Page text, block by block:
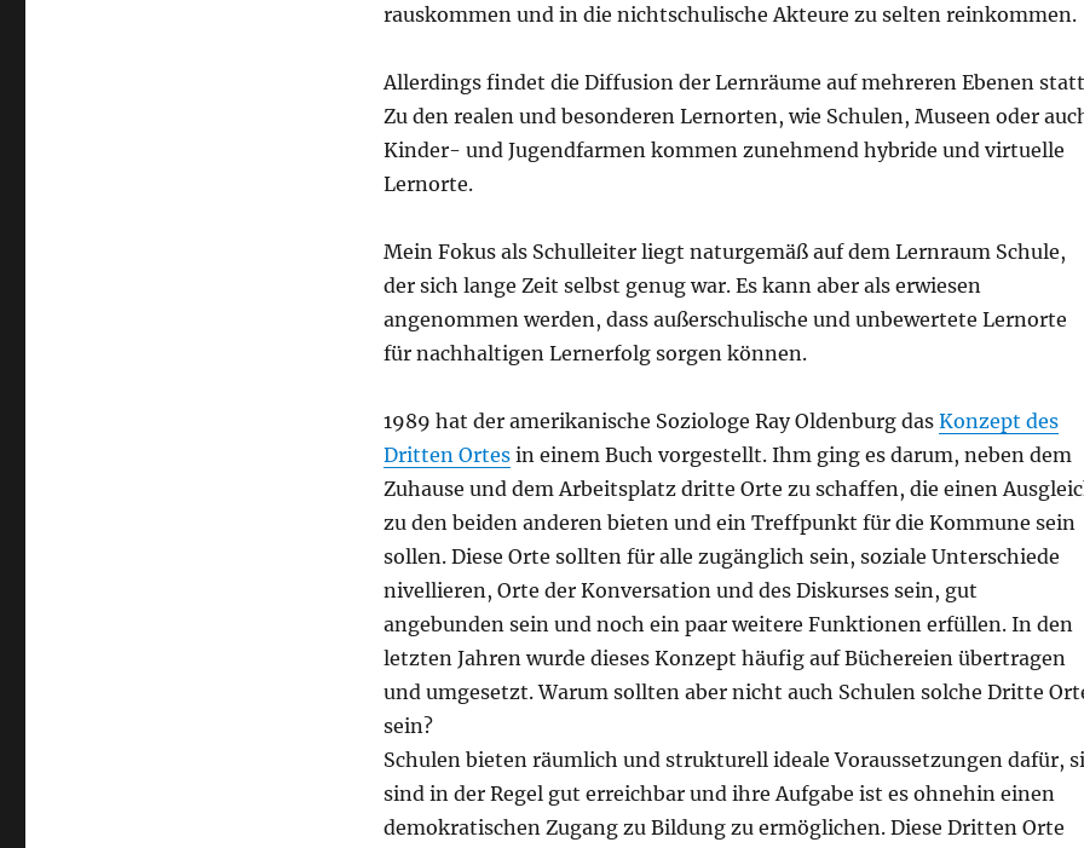
rauskommen und in die nichtschulische Akteure zu selten reinkommen.
Allerdings findet die Diffusion der Lernräume auf mehreren Ebenen
Zu den realen und besonderen Lernorten, wie Schulen, Museen oder
Kinder- und Jugendfarmen kommen zunehmend hybride und virtuelle
Lernorte.
Mein Fokus als Schulleiter liegt naturgemäß auf dem Lernraum Schule,
der sich lange Zeit selbst genug war. Es kann aber als erwiesen
angenommen werden, dass außerschulische und unbewertete Lernorte
für nachhaltigen Lernerfolg sorgen können.
1989 hat der amerikanische Soziologe Ray Oldenburg das Konzept des
Dritten Ortesin einem Buch vorgestellt. Ihm ging es darum, neben dem
Zuhause und dem Arbeitsplatz dritte Orte zu schaffen, die einen
zu den beiden anderen bieten und ein Treffpunkt für die Kommune sein
sollen. Diese Orte sollten für alle zugänglich sein, soziale Unterschiede
nivellieren, Orte der Konversation und des Diskurses sein, gut
angebunden sein und noch ein paar weitere Funktionen erfüllen. In den
letzten Jahren wurde dieses Konzept häufig auf Büchereien übertragen
und umgesetzt. Warum sollten aber nicht auch Schulen solche Dritte
sein?
Schulen bieten räumlich und strukturell ideale Voraussetzungen dafür,
sind in der Regel gut erreichbar und ihre Aufgabe ist es ohnehin einen
demokratischen Zugang zu Bildung zu ermöglichen. Diese Dritten Orte